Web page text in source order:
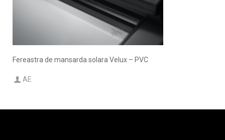
Fereastra de mansarda solara Velux – PVC
AE